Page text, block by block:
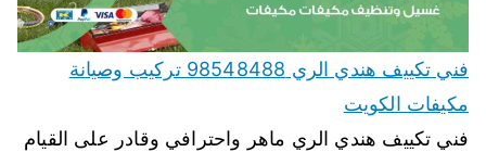
فني تكييف هندي الري 98548488 تركيب وصيانة
مكيفات الكويت
فني تكييف هندي الري ماهر واحترافي وقادر على القيام